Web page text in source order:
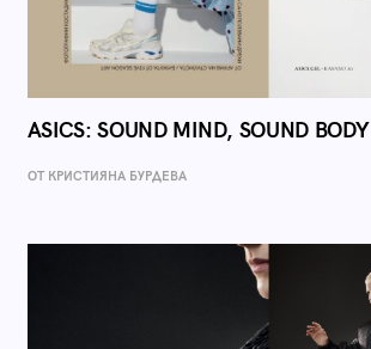
ASICS: SOUND MIND, SOUND BODY
ОТ КРИСТИЯНА БУРДЕВА